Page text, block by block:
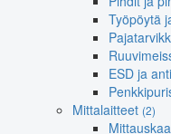
Työpöytä
ESD ja
Mittalaitteet (2)